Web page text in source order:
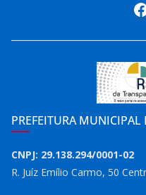
PREFEITURA MUNICIPAL
CNPJ: 29.138.294/0001-02
R. Juíz Emílio Carmo, 50